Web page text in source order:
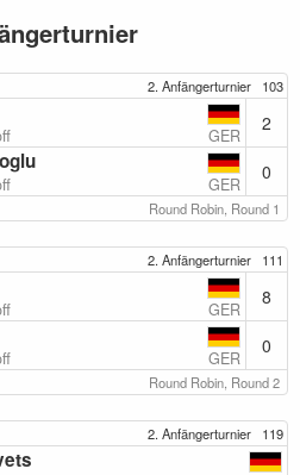
2. Anfängerturnier 103
GER
2
GER
0
Round Robin, Round 1
2. Anfängerturnier 111
GER
8
GER
0
Round Robin, Round 2
2. Anfängerturnier 119